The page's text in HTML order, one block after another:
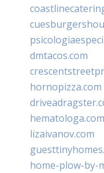
dmtacos.com
hornopizza.com
hematologa.com
lizaivanov.com
home-plow-by-